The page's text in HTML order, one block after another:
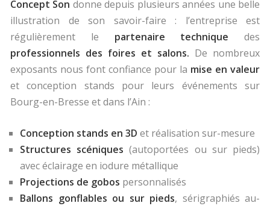
Concept Son donne depuis plusieurs années une belle
illustration de son savoir-faire : l’entreprise est
régulièrement le partenaire technique des
professionnels des foires et salons. De nombreux
exposants nous font confiance pour la mise en valeur
et conception stands pour leurs événements sur
Bourg-en-Bresse et dans l’Ain :
Conception stands en 3D et réalisation sur-mesure
Structures scéniques (autoportées ou sur pieds)
avec éclairage en iodure métallique
Projections de gobos personnalisés
Ballons gonflables ou sur pieds, sérigraphiés au-